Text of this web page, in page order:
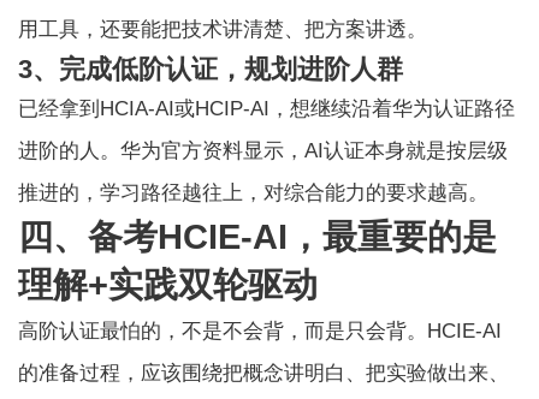
用工具，还要能把技术讲清楚、把方案讲透。
3、完成低阶认证，规划进阶人群
已经拿到HCIA-AI或HCIP-AI，想继续沿着华为认证路径
进阶的人。华为官方资料显示，AI认证本身就是按层级
推进的，学习路径越往上，对综合能力的要求越高。
四、备考HCIE-AI，最重要的是
理解+实践双轮驱动
高阶认证最怕的，不是不会背，而是只会背。HCIE-AI
的准备过程，应该围绕把概念讲明白、把实验做出来、